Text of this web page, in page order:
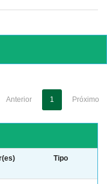
Anterior 1 Próximo
Tipo